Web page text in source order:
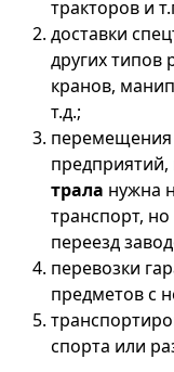
тракторов и
доставки
других типов
кранов,
т.д.;
перемещения
предприятий,
трала нужна
транспорт,
переезд
перевозки
предметов с
спорта или